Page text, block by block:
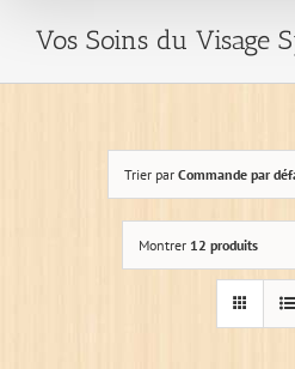
Vos Soins du Visage
Trier par Commande par
Montrer 12 produits